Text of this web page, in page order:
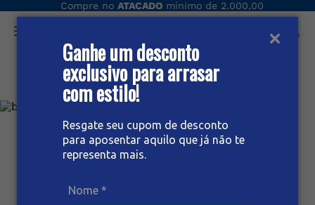
Ganhe um desconto
exclusivo para arrasar
com estilo!
Resgate seu cupom de desconto
para aposentar aquilo que já não te
representa mais.
Compre noATACADOmínimo de 2.000,00
O que você procura hoje?